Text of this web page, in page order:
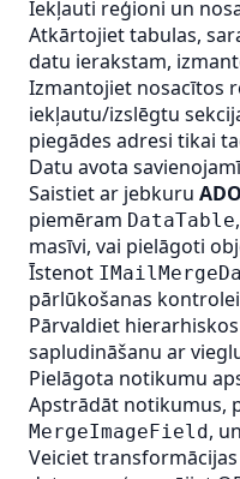
Iekļauti reģioni un
Atkārtojiet tabulas,
datu ierakstam,
Izmantojiet nosacītos
iekļautu/izslēgtu
piegādes adresi tikai
Datu avota
Saistiet ar jebkuru
piemēram DataTable,
masīvi, vai pielāgoti
Īstenot
pārlūkošanas
Pārvaldiet
sapludināšanu ar
Pielāgota notikumu
Apstrādāt notikumus,
MergeImageField, un
Veiciet